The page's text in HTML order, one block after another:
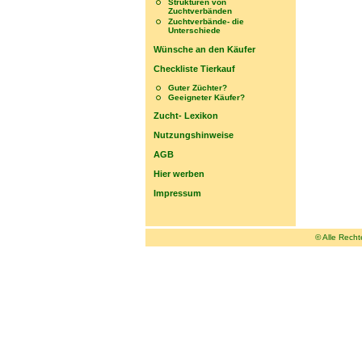
Strukturen von
Zuchtverbänden
Zuchtverbände- die
Unterschiede
Wünsche an den Käufer
Checkliste Tierkauf
Guter Züchter?
Geeigneter Käufer?
Zucht- Lexikon
Nutzungshinweise
AGB
Hier werben
Impressum
© Alle